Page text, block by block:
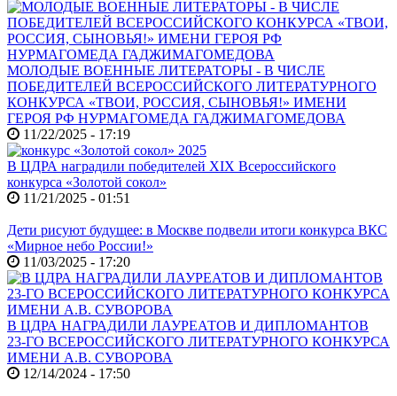
МОЛОДЫЕ ВОЕННЫЕ ЛИТЕРАТОРЫ - В ЧИСЛЕ
ПОБЕДИТЕЛЕЙ ВСЕРОССИЙСКОГО ЛИТЕРАТУРНОГО
КОНКУРСА «ТВОИ, РОССИЯ, СЫНОВЬЯ!» ИМЕНИ
ГЕРОЯ РФ НУРМАГОМЕДА ГАДЖИМАГОМЕДОВА
11/22/2025 - 17:19
В ЦДРА наградили победителей XIX Всероссийского
конкурса «Золотой сокол»
11/21/2025 - 01:51
Дети рисуют будущее: в Москве подвели итоги конкурса ВКС
«Мирное небо России!»
11/03/2025 - 17:20
В ЦДРА НАГРАДИЛИ ЛАУРЕАТОВ И ДИПЛОМАНТОВ
23-ГО ВСЕРОССИЙСКОГО ЛИТЕРАТУРНОГО КОНКУРСА
ИМЕНИ А.В. СУВОРОВА
12/14/2024 - 17:50